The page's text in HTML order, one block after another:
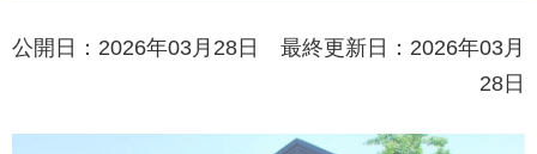
公開日：2026年03月28日 最終更新日：2026年03月
28日